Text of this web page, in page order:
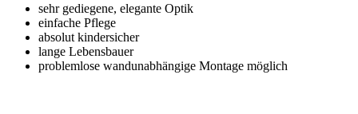
sehr gediegene, elegante Optik
einfache Pflege
absolut kindersicher
lange Lebensbauer
problemlose wandunabhängige Montage möglich